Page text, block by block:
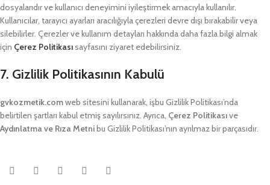
dosyalarıdır ve kullanıcı deneyimini iyileştirmek amacıyla kullanılır.
Kullanıcılar, tarayıcı ayarları aracılığıyla çerezleri devre dışı bırakabilir veya
silebilirler. Çerezler ve kullanım detayları hakkında daha fazla bilgi almak
için Çerez Politikasısayfasını ziyaret edebilirsiniz.
7. Gizlilik Politikasının Kabulü
gvkozmetik.comweb sitesini kullanarak, işbu Gizlilik Politikası’nda
belirtilen şartları kabul etmiş sayılırsınız. Ayrıca, Çerez Politikasıve
Aydınlatma ve Rıza Metnibu Gizlilik Politikası’nın ayrılmaz bir parçasıdır.